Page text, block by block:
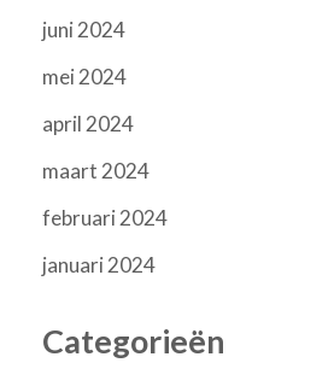
juni 2024
mei 2024
april 2024
maart 2024
februari 2024
januari 2024
Categorieën